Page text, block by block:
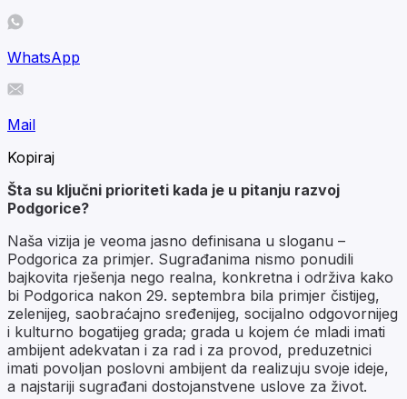
WhatsApp
Mail
Kopiraj
Šta su ključni prioriteti kada je u pitanju razvoj
Podgorice?
Naša vizija je veoma jasno definisana u sloganu –
Podgorica za primjer. Sugrađanima nismo ponudili
bajkovita rješenja nego realna, konkretna i održiva kako
bi Podgorica nakon 29. septembra bila primjer čistijeg,
zelenijeg, saobraćajno sređenijeg, socijalno odgovornijeg
i kulturno bogatijeg grada; grada u kojem će mladi imati
ambijent adekvatan i za rad i za provod, preduzetnici
imati povoljan poslovni ambijent da realizuju svoje ideje,
a najstariji sugrađani dostojanstvene uslove za život.